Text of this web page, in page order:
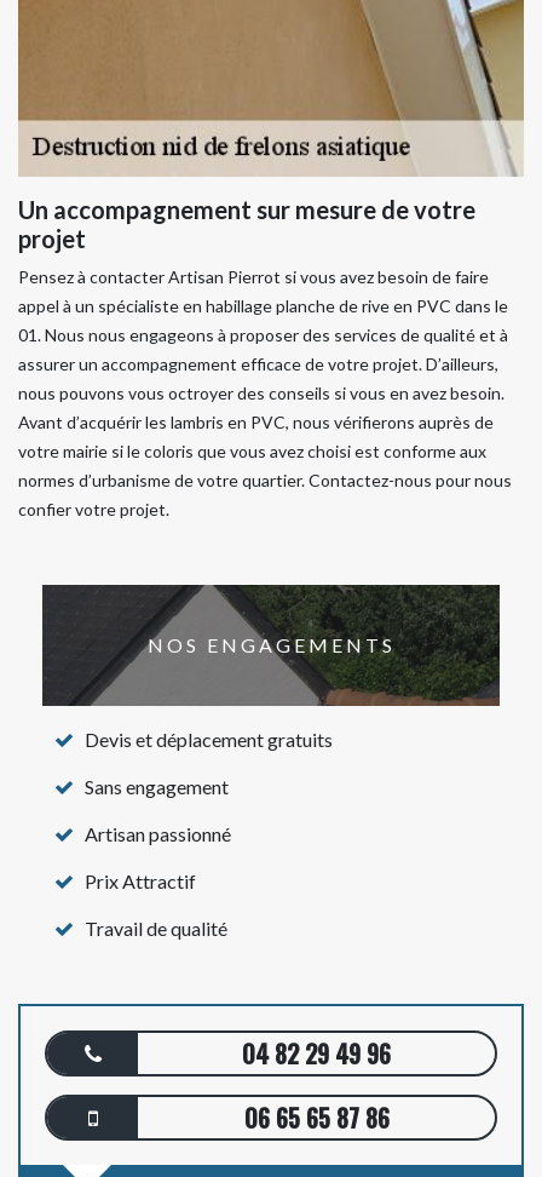
Un accompagnement sur mesure de votre
projet
Pensez à contacter Artisan Pierrot si vous avez besoin de faire
appel à un spécialiste en habillage planche de rive en PVC dans le
01. Nous nous engageons à proposer des services de qualité et à
assurer un accompagnement efficace de votre projet. D’ailleurs,
nous pouvons vous octroyer des conseils si vous en avez besoin.
Avant d’acquérir les lambris en PVC, nous vérifierons auprès de
votre mairie si le coloris que vous avez choisi est conforme aux
normes d’urbanisme de votre quartier. Contactez-nous pour nous
confier votre projet.
NOS ENGAGEMENTS
Devis et déplacement gratuits
Sans engagement
Artisan passionné
Prix Attractif
Travail de qualité
04 82 29 49 96
06 65 65 87 86